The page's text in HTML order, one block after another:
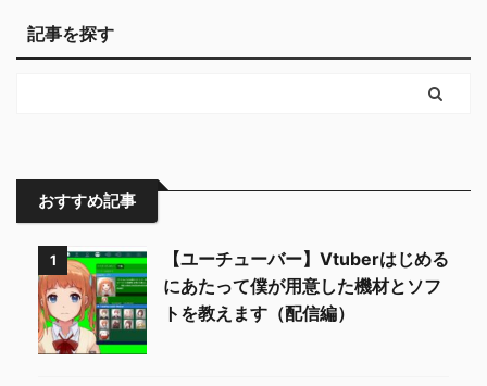
記事を探す
おすすめ記事
1
【ユーチューバー】Vtuberはじめる
にあたって僕が用意した機材とソフ
トを教えます（配信編）